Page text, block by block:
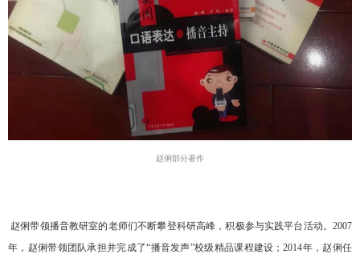
赵俐部分著作
赵俐带领播音教研室的老师们不断攀登科研高峰，积极参与实践平台活动。2007
年，赵俐带领团队承担并完成了“播音发声”校级精品课程建设；2014年，赵俐任